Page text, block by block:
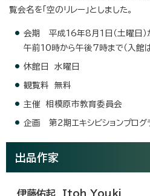
覧会名を「空のリレー」としました。
会期 平成16年8月1日（土曜日）
午前10時から午後7時まで（入館
休館日 水曜日
観覧料 無料
主催 相模原市教育委員会
企画 第2期エキシビションプログ
出品作家
伊藤佑起 Itoh Youki